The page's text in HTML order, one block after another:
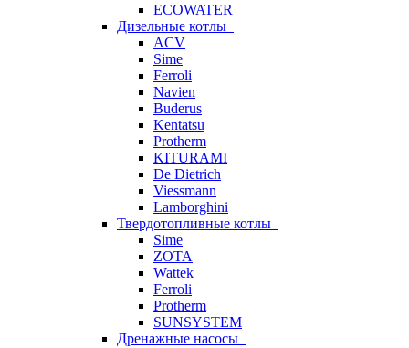
ECOWATER
Дизельные котлы
ACV
Sime
Ferroli
Navien
Buderus
Kentatsu
Protherm
KITURAMI
De Dietrich
Viessmann
Lamborghini
Твердотопливные котлы
Sime
ZOTA
Wattek
Ferroli
Protherm
SUNSYSTEM
Дренажные насосы